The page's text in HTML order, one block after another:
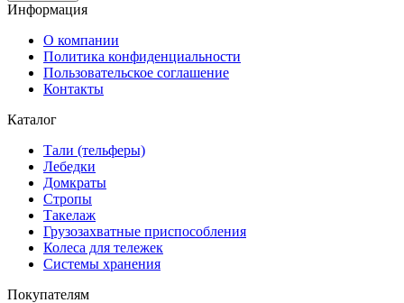
Информация
О компании
Политика конфиденциальности
Пользовательское соглашение
Контакты
Каталог
Тали (тельферы)
Лебедки
Домкраты
Стропы
Такелаж
Грузозахватные приспособления
Колеса для тележек
Системы хранения
Покупателям